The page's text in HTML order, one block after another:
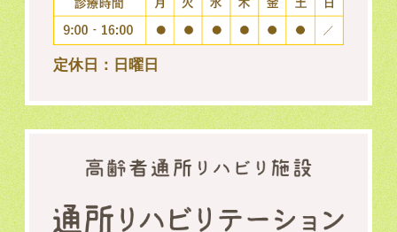
定休日：日曜日